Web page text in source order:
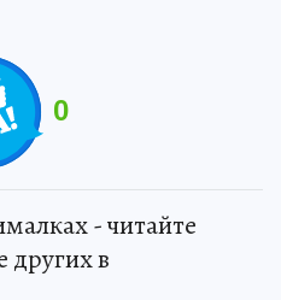
0
- читайте
в